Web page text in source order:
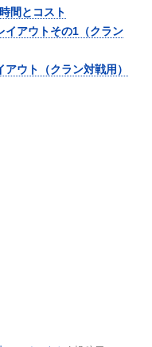
間とコスト
イアウトその1（クラン
ウト（クラン対戦用）